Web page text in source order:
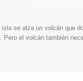
se alza un volcán que
Pero el volcán también